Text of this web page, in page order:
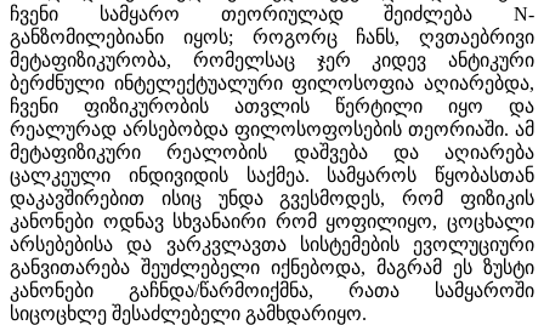
ჩვენი სამყარო თეორიულად შეიძლება N-
განზომილებიანი იყოს; როგორც ჩანს, ღვთაებრივი
მეტაფიზიკურობა, რომელსაც ჯერ კიდევ ანტიკური
ბერძნული ინტელექტუალური ფილოსოფია აღიარებდა,
ჩვენი ფიზიკურობის ათვლის წერტილი იყო და
რეალურად არსებობდა ფილოსოფოსების თეორიაში. ამ
მეტაფიზიკური რეალობის დაშვება და აღიარება
ცალკეული ინდივიდის საქმეა. სამყაროს წყობასთან
დაკავშირებით ისიც უნდა გვესმოდეს, რომ ფიზიკის
კანონები ოდნავ სხვანაირი რომ ყოფილიყო, ცოცხალი
არსებებისა და ვარკვლავთა სისტემების ევოლუციური
განვითარება შეუძლებელი იქნებოდა, მაგრამ ეს ზუსტი
კანონები გაჩნდა/წარმოიქმნა, რათა სამყაროში
სიცოცხლე შესაძლებელი გამხდარიყო.